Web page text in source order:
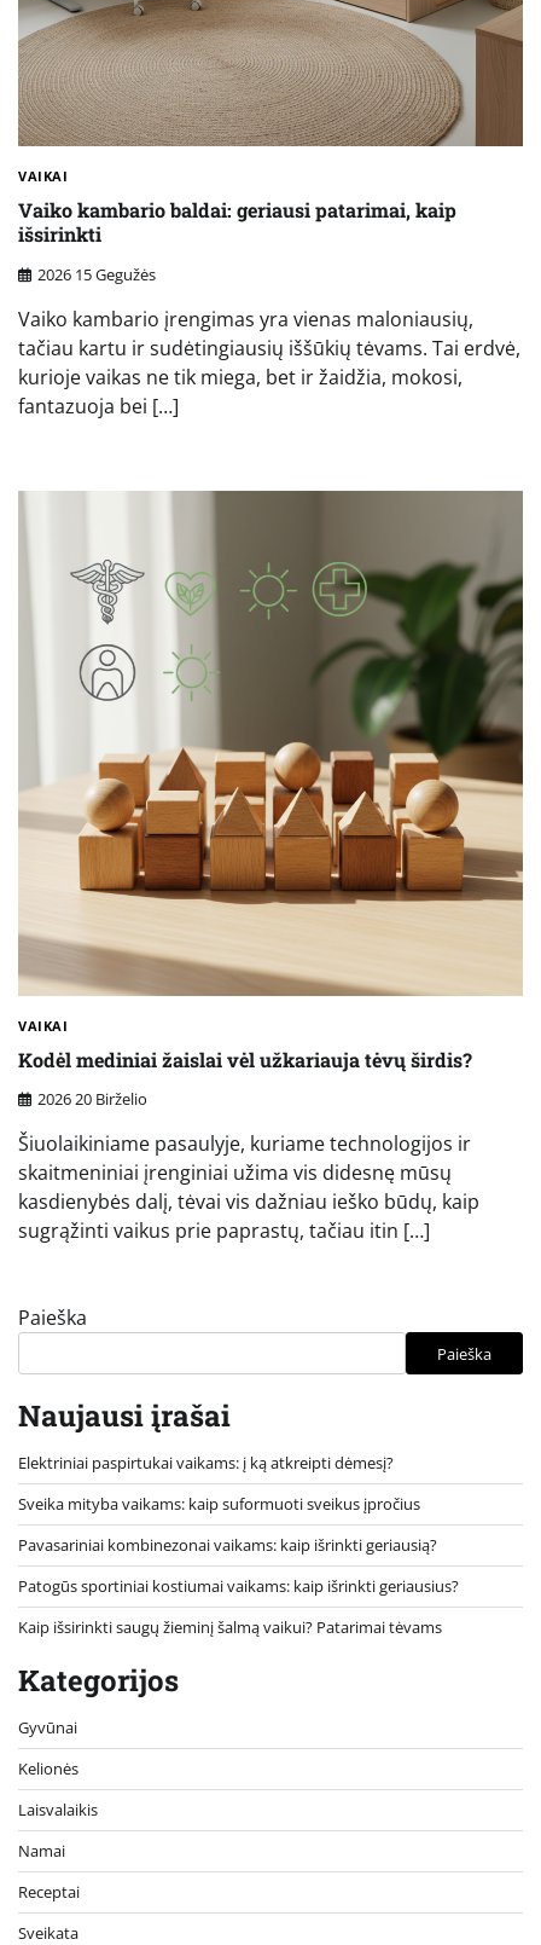
VAIKAI
Vaiko kambario baldai: geriausi patarimai, kaip
išsirinkti
2026 15 Gegužės
Vaiko kambario įrengimas yra vienas maloniausių,
tačiau kartu ir sudėtingiausių iššūkių tėvams. Tai erdvė,
kurioje vaikas ne tik miega, bet ir žaidžia, mokosi,
fantazuoja bei […]
VAIKAI
Kodėl mediniai žaislai vėl užkariauja tėvų širdis?
2026 20 Birželio
Šiuolaikiniame pasaulyje, kuriame technologijos ir
skaitmeniniai įrenginiai užima vis didesnę mūsų
kasdienybės dalį, tėvai vis dažniau ieško būdų, kaip
sugrąžinti vaikus prie paprastų, tačiau itin […]
Paieška
Paieška
Naujausi įrašai
Elektriniai paspirtukai vaikams: į ką atkreipti dėmesį?
Sveika mityba vaikams: kaip suformuoti sveikus įpročius
Pavasariniai kombinezonai vaikams: kaip išrinkti geriausią?
Patogūs sportiniai kostiumai vaikams: kaip išrinkti geriausius?
Kaip išsirinkti saugų žieminį šalmą vaikui? Patarimai tėvams
Kategorijos
Gyvūnai
Kelionės
Laisvalaikis
Namai
Receptai
Sveikata